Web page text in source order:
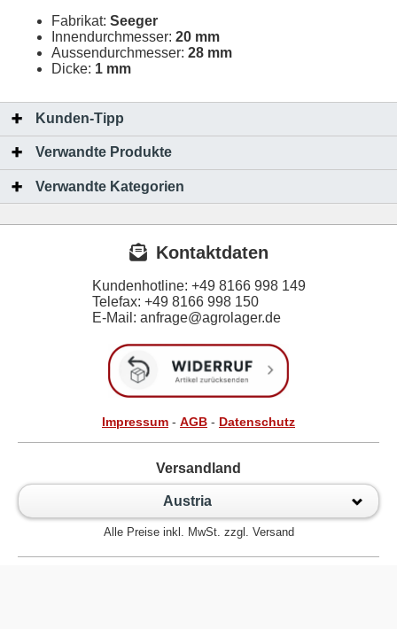
Fabrikat: Seeger
Innendurchmesser: 20 mm
Aussendurchmesser: 28 mm
Dicke: 1 mm
Kunden-Tipp
Verwandte Produkte
Verwandte Kategorien
Kontaktdaten
Kundenhotline: +49 8166 998 149
Telefax: +49 8166 998 150
E-Mail: anfrage@agrolager.de
Impressum - AGB - Datenschutz
Versandland
Austria
Alle Preise inkl. MwSt. zzgl. Versand